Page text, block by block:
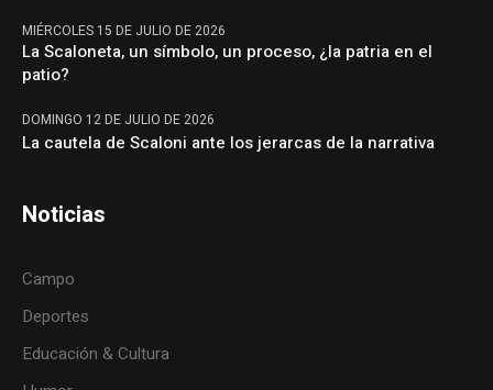
MIÉRCOLES 15 DE JULIO DE 2026
La Scaloneta, un símbolo, un proceso, ¿la patria en el
patio?
DOMINGO 12 DE JULIO DE 2026
La cautela de Scaloni ante los jerarcas de la narrativa
Noticias
Campo
Deportes
Educación & Cultura